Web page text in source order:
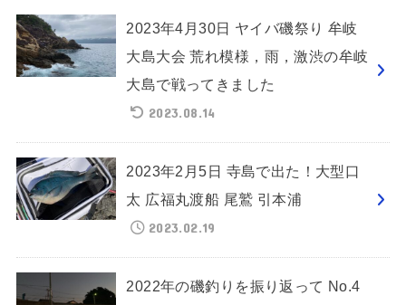
2023年4月30日 ヤイバ磯祭り 牟岐
大島大会 荒れ模様，雨，激渋の牟岐
大島で戦ってきました
2023.08.14
2023年2月5日 寺島で出た！大型口
太 広福丸渡船 尾鷲 引本浦
2023.02.19
2022年の磯釣りを振り返って No.4